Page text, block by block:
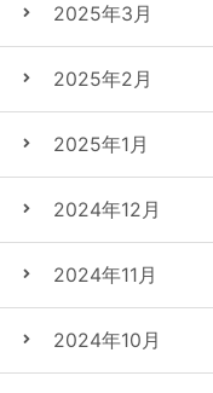
2025年3月
2025年2月
2025年1月
2024年12月
2024年11月
2024年10月